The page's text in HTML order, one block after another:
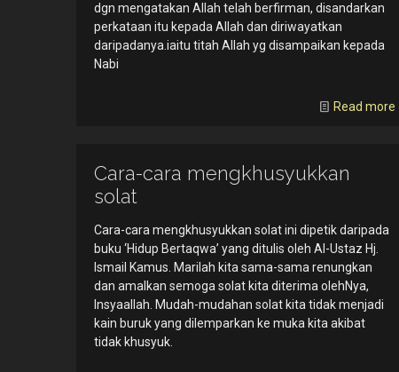
dgn mengatakan Allah telah berfirman, disandarkan
perkataan itu kepada Allah dan diriwayatkan
daripadanya.iaitu titah Allah yg disampaikan kepada
Nabi
Read more
Cara-cara mengkhusyukkan
solat
Cara-cara mengkhusyukkan solat ini dipetik daripada
buku ‘Hidup Bertaqwa’ yang ditulis oleh Al-Ustaz Hj.
Ismail Kamus. Marilah kita sama-sama renungkan
dan amalkan semoga solat kita diterima olehNya,
Insyaallah. Mudah-mudahan solat kita tidak menjadi
kain buruk yang dilemparkan ke muka kita akibat
tidak khusyuk.